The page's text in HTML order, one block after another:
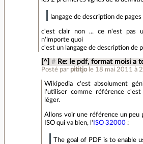
langage de description de
c'est clair non ... ce n'est pas
n'importe quoi
c'est un langage de description de
[^] # Re: le pdf, format moisi a
Posté par pititjo le 18 mai 2011 à
Wikipedia c'est absolument
l'utiliser comme référence
léger.
Allons voir une référence un peu
ISO qui va bien, l' ISO 32000:
The goal of PDF is to enable